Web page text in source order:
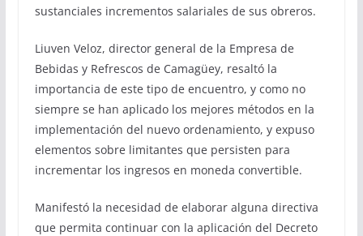
sustanciales incrementos salariales de sus obreros.
Liuven Veloz, director general de la Empresa de
Bebidas y Refrescos de Camagüey, resaltó la
importancia de este tipo de encuentro, y como no
siempre se han aplicado los mejores métodos en la
implementación del nuevo ordenamiento, y expuso
elementos sobre limitantes que persisten para
incrementar los ingresos en moneda convertible.
Manifestó la necesidad de elaborar alguna directiva
que permita continuar con la aplicación del Decreto